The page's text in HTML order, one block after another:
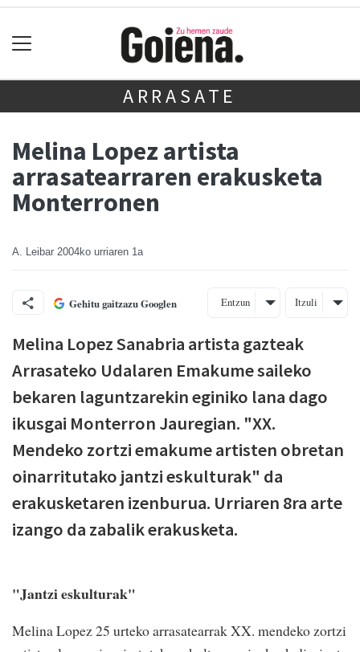
ARRASATE
Melina Lopez artista
arrasatearraren erakusketa
Monterronen
A. Leibar 2004ko urriaren 1a
Gehitu gaitzazu Googlen Entzun Itzuli
Melina Lopez Sanabria artista gazteak
Arrasateko Udalaren Emakume saileko
bekaren laguntzarekin eginiko lana dago
ikusgai Monterron Jauregian. "XX.
Mendeko zortzi emakume artisten obretan
oinarritutako jantzi eskulturak" da
erakusketaren izenburua. Urriaren 8ra arte
izango da zabalik erakusketa.
"Jantzi eskulturak"
Melina Lopez 25 urteko arrasatearrak XX. mendeko zortzi